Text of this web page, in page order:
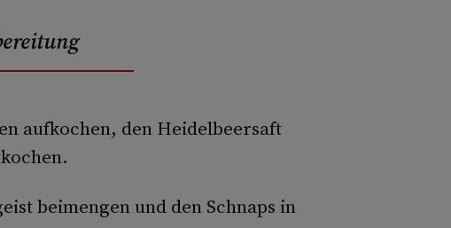
aufkochen, den Heidelbeersaft
beimengen und den Schnaps in